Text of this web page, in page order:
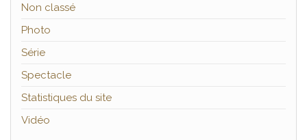
Non classé
Photo
Série
Spectacle
Statistiques du site
Vidéo